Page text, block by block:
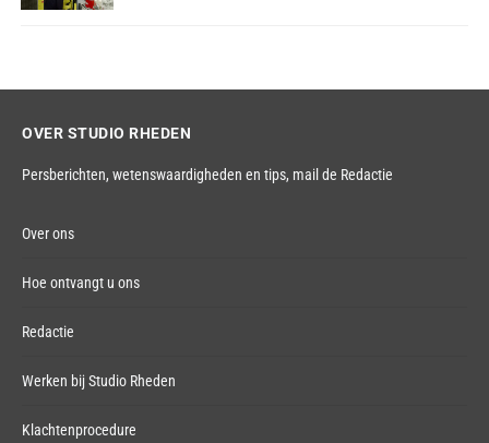
OVER STUDIO RHEDEN
Persberichten, wetenswaardigheden en tips, mail de Redactie
Over ons
Hoe ontvangt u ons
Redactie
Werken bij Studio Rheden
Klachtenprocedure